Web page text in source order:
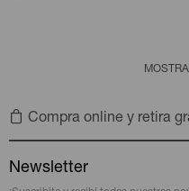
Compra online y retira
Newsletter